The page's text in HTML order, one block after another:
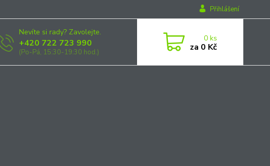
Přihlášení
Nevíte si rady? Zavolejte.
+420 722 723 990
(Po-Pá, 15:30-19:30 hod.)
0ks
za 0 Kč